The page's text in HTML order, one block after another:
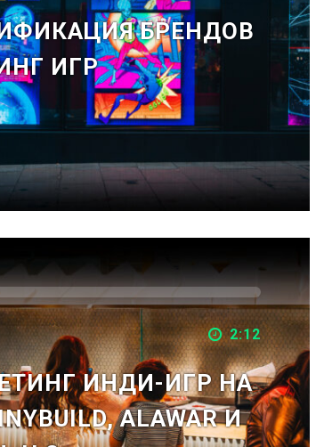
БРЕНДОВ
ИГР
2:12
ИНДИ-ИГР НА
ALAWAR И